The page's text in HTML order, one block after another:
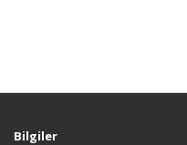
Bilgiler